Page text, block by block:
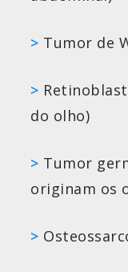
> Tumor de
>
do olho)
> Tumor
originam os
>